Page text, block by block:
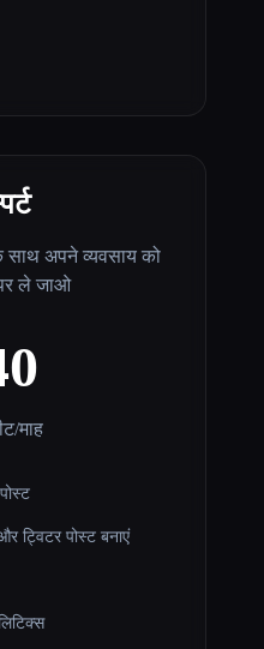
अपने व्यवसाय को
ले जाओ
माह
ट्विटर पोस्ट बनाएं